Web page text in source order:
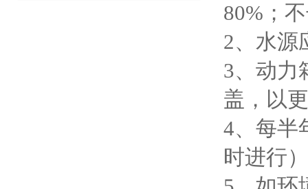
80%；
2、水源
3、动力
盖，以
4、每半
时进行